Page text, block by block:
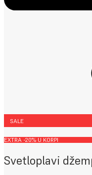
SALE
EXTRA -20% U KORPI
Svetloplavi